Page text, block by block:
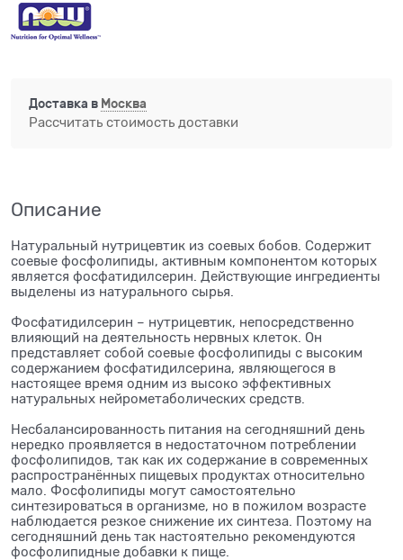
Доставка в Москва
Рассчитать стоимость доставки
Описание
Натуральный нутрицевтик из соевых бобов. Содержит
соевые фосфолипиды, активным компонентом которых
является фосфатидилсерин. Действующие ингредиенты
выделены из натурального сырья.
Фосфатидилсерин – нутрицевтик, непосредственно
влияющий на деятельность нервных клеток. Он
представляет собой соевые фосфолипиды с высоким
содержанием фосфатидилсерина, являющегося в
настоящее время одним из высоко эффективных
натуральных нейрометаболических средств.
Несбалансированность питания на сегодняшний день
нередко проявляется в недостаточном потреблении
фосфолипидов, так как их содержание в современных
распространённых пищевых продуктах относительно
мало. Фосфолипиды могут самостоятельно
синтезироваться в организме, но в пожилом возрасте
наблюдается резкое снижение их синтеза. Поэтому на
сегодняшний день так настоятельно рекомендуются
фосфолипидные добавки к пище.